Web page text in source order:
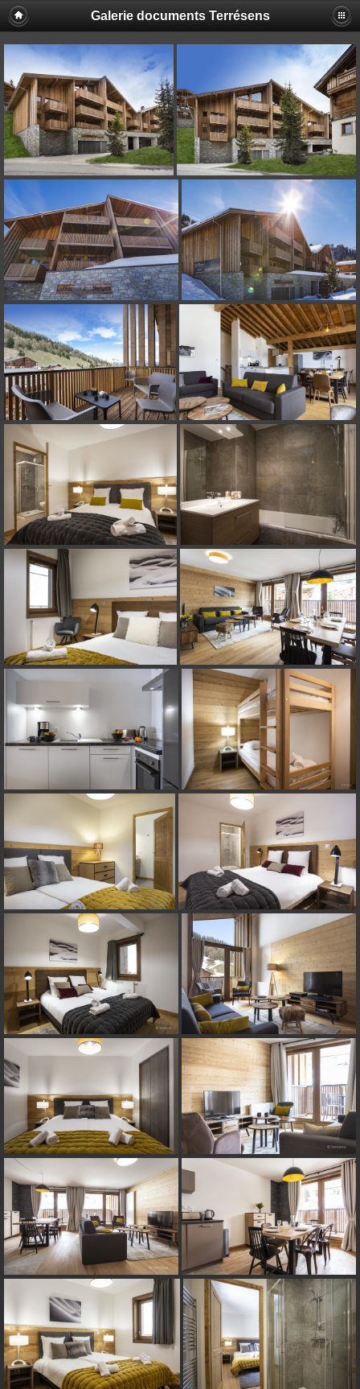
Galerie documents Terrésens